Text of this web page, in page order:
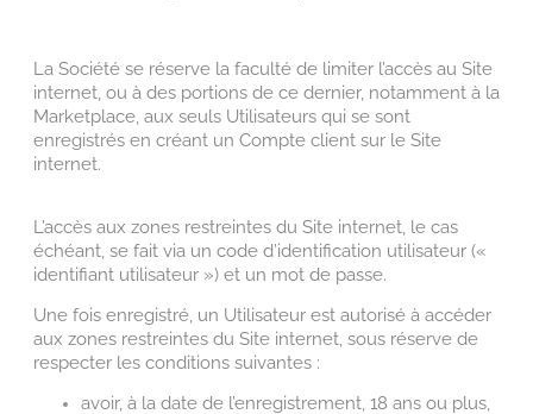
La Société se réserve la faculté de limiter l’accès au Site
internet, ou à des portions de ce dernier, notamment à la
Marketplace, aux seuls Utilisateurs qui se sont
enregistrés en créant un Compte client sur le Site
internet.
L’accès aux zones restreintes du Site internet, le cas
échéant, se fait via un code d’identification utilisateur («
identifiant utilisateur ») et un mot de passe.
Une fois enregistré, un Utilisateur est autorisé à accéder
aux zones restreintes du Site internet, sous réserve de
respecter les conditions suivantes :
avoir, à la date de l’enregistrement, 18 ans ou plus,